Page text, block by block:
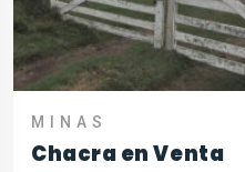
MINAS
Chacra en Venta